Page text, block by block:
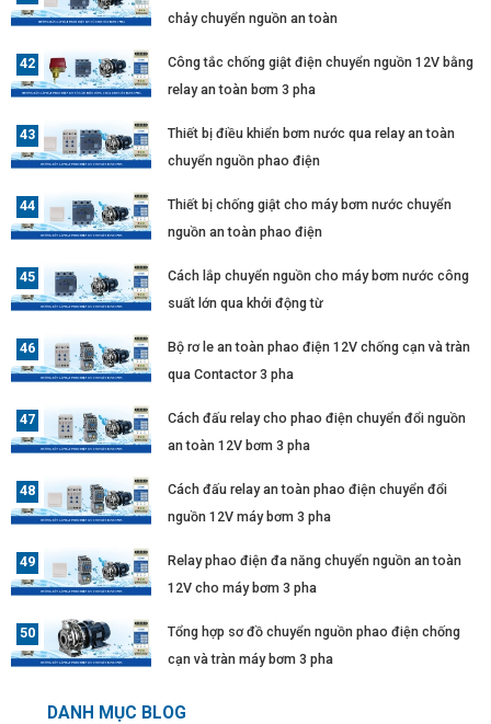
chảy chuyển nguồn an toàn
Công tắc chống giật điện chuyển nguồn 12V bằng
relay an toàn bơm 3 pha
Thiết bị điều khiển bơm nước qua relay an toàn
chuyển nguồn phao điện
Thiết bị chống giật cho máy bơm nước chuyển
nguồn an toàn phao điện
Cách lắp chuyển nguồn cho máy bơm nước công
suất lớn qua khởi động từ
Bộ rơ le an toàn phao điện 12V chống cạn và tràn
qua Contactor 3 pha
Cách đấu relay cho phao điện chuyển đổi nguồn
an toàn 12V bơm 3 pha
Cách đấu relay an toàn phao điện chuyển đổi
nguồn 12V máy bơm 3 pha
Relay phao điện đa năng chuyển nguồn an toàn
12V cho máy bơm 3 pha
Tổng hợp sơ đồ chuyển nguồn phao điện chống
cạn và tràn máy bơm 3 pha
DANH MỤC BLOG